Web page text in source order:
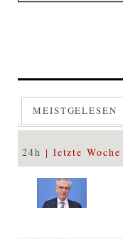
MEISTGELESEN
24h letzte Woche